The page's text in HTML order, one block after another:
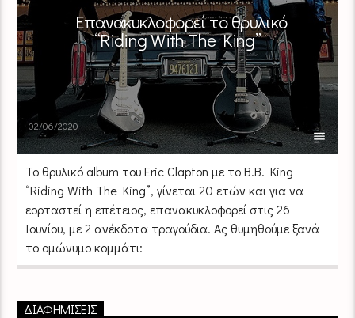
Επανακυκλοφορεί το θρυλικό
“Riding With The King”
02/06/2020
Το θρυλικό album του Eric Clapton με το B.B. King
“Riding With The King”, γίνεται 20 ετών και για να
εορταστεί η επέτειος, επανακυκλοφορεί στις 26
Ιουνίου, με 2 ανέκδοτα τραγούδια. Ας θυμηθούμε ξανά
το ομώνυμο κομμάτι:
ΔΙΑΦΗΜΙΣΕΙΣ